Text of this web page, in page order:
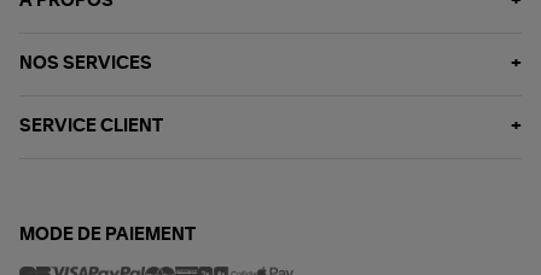
NOS SERVICES
SERVICE CLIENT
MODE DE PAIEMENT